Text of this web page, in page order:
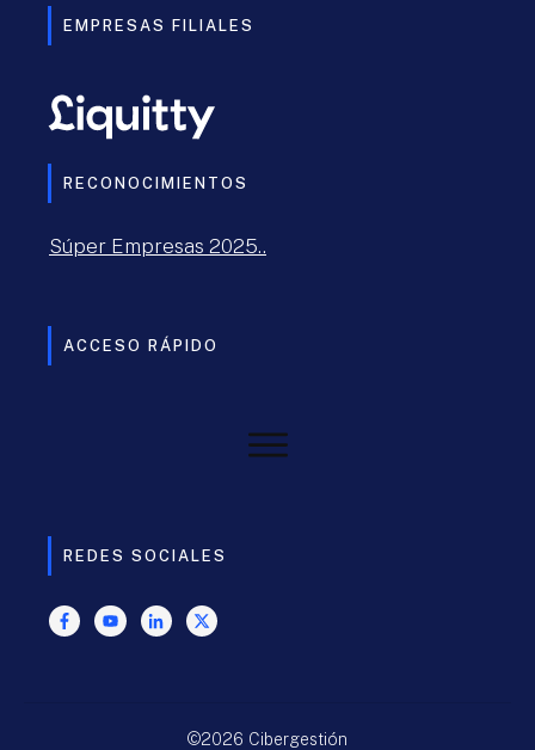
EMPRESAS FILIALES
RECONOCIMIENTOS
Súper Empresas 2025..
ACCESO RÁPIDO
REDES SOCIALES
©2026 Cibergestión